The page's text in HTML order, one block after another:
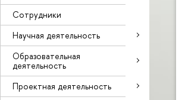
Сотрудники
Научная деятельность
Образовательная
деятельность
Проектная деятельность